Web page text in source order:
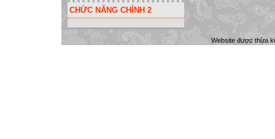
CHỨC NĂNG CHÍNH 2
Website được thừa